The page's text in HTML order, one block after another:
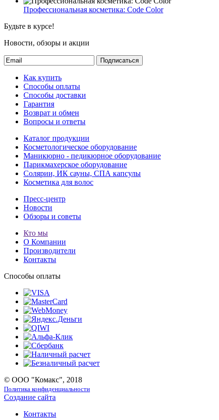
Профессиональная косметика: Code Color
Будьте в курсе!
Новости, обзоры и акции
Подписаться
Как купить
Способы оплаты
Способы доставки
Гарантия
Возврат и обмен
Вопросы и ответы
Каталог продукции
Косметологическое оборудование
Маникюрно - педикюрное оборудование
Парикмахерское оборудование
Солярии, ИК сауны, СПА капсулы
Косметика для волос
Пресс-центр
Новости
Обзоры и советы
Кто мы
О Компании
Производители
Контакты
Способы оплаты
© ООО "Комакс", 2018
Политика конфиденциальности
Создание сайта
Контакты